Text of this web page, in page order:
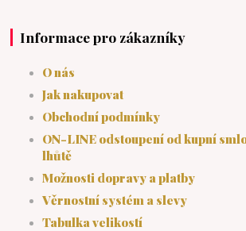
Informace pro zákazníky
O nás
Jak nakupovat
Obchodní podmínky
ON-LINE odstoupení od kupní
lhůtě
Možnosti dopravy a platby
Věrnostní systém a slevy
Tabulka velikostí